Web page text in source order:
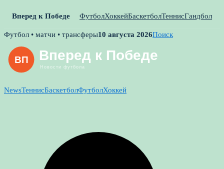
Вперед к Победе ФутболХоккейБаскетболТеннисГандбол
Skip
content
Футбол • матчи • трансферы10 августа 2026Поиск
NewsТеннисБаскетболФутболХоккей